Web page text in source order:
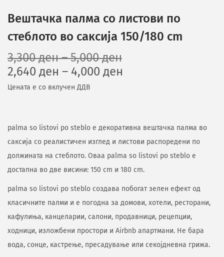
Вештачка палма со листови по
стеблото во саксија 150/180 cm
3,300ден–5,000ден
2,640 ден – 4,000 ден
Цената е со вклучен ДДВ
palma so listovi po steblo е декоративна вештачка палма во
саксија со реалистичен изглед и листови распоредени по
должината на стеблото. Оваа palma so listovi po steblo е
достапна во две висини: 150 cm и 180 cm.
palma so listovi po steblo создава побогат зелен ефект од
класичните палми и е погодна за домови, хотели, ресторани,
кафулиња, канцеларии, салони, продавници, рецепции,
ходници, изложбени простори и Airbnb апартмани. Не бара
вода, сонце, кастрење, пресадување или секојдневна грижа.